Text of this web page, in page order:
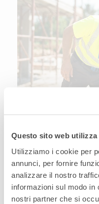
Questo sito web utilizza
Utilizziamo i cookie per
annunci, per fornire
analizzare il nostro
informazioni sul modo
nostri partner che si
Soluzioni per
Per le tue
dell'anno scegli T-
in versione Alta
tessuti in cotone,
naturali, leggeri e